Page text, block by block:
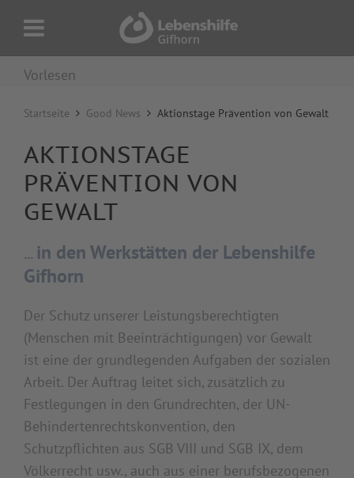
Vorlesen
Startseite Good News Aktionstage Prävention von Gewalt
AKTIONSTAGE
PRÄVENTION VON
GEWALT
... in den Werkstätten der Lebenshilfe
Gifhorn
Der Schutz unserer Leistungsberechtigten
(Menschen mit Beeinträchtigungen) vor Gewalt
ist eine der grundlegenden Aufgaben der sozialen
Arbeit. Der Auftrag leitet sich, zusätzlich zu
Festlegungen in den Grundrechten, der UN-
Behindertenrechtskonvention, den
Schutzpflichten aus SGB VIII und SGB IX, dem
Völkerrecht usw., auch aus einer berufsbezogenen